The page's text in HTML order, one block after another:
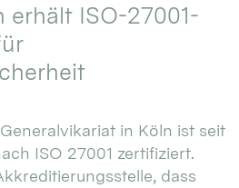
erhält ISO-27001-
in Köln ist seit
ISO 27001 zertifiziert.
dass